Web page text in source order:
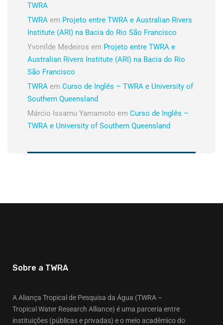
TWRA
TWRA em Projeto entre TWRA e Australian Rivers
Institute (ARI) na Bacia do Rio São Francisco
Yvonilde Medeiros em Projeto entre TWRA e
Australian Rivers Institute (ARI) na Bacia do Rio
São Francisco
TWRA em Curso de Inglês – TWRA e University of
Southern Queensland
Márcio Issamu Yamamoto em Curso de Inglês –
TWRA e University of Southern Queensland
Sobre a TWRA
A Aliança Tropical de Pesquisa da Água (TWRA –
Tropical Water Research Alliance) é uma parceria entre
instituições (públicas e privadas) e o meio acadêmico do